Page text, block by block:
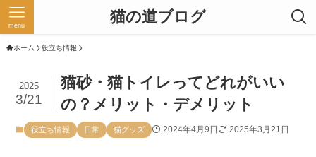
猫の道ブログ
menu
ホーム 役立ち情報
猫砂・猫トイレってどれがいい
の？メリット・デメリット
2025
3/21
役立ち情報 日常 猫グッズ 2024年4月9日 2025年3月21日